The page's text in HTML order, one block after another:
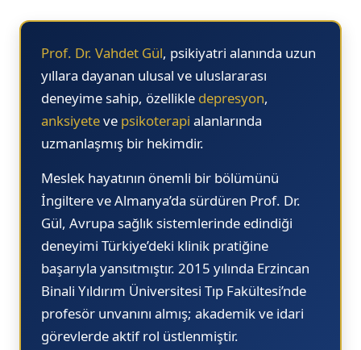
17.00
08 Ağustos
Cumartesi
08.30
12.00
14.00
15.30
10 Ağustos
Pazartesi
08.30
Prof. Dr. Vahdet Gül, psikiyatri alanında uzun
yıllara dayanan ulusal ve uluslararası
deneyime sahip, özellikle depresyon,
anksiyeteve psikoterapi alanlarında
uzmanlaşmış bir hekimdir.
Meslek hayatının önemli bir bölümünü
İngiltere ve Almanya’da sürdüren Prof. Dr.
Gül, Avrupa sağlık sistemlerinde edindiği
deneyimi Türkiye’deki klinik pratiğine
başarıyla yansıtmıştır. 2015 yılında Erzincan
Binali Yıldırım Üniversitesi Tıp Fakültesi’nde
profesör unvanını almış; akademik ve idari
görevlerde aktif rol üstlenmiştir.